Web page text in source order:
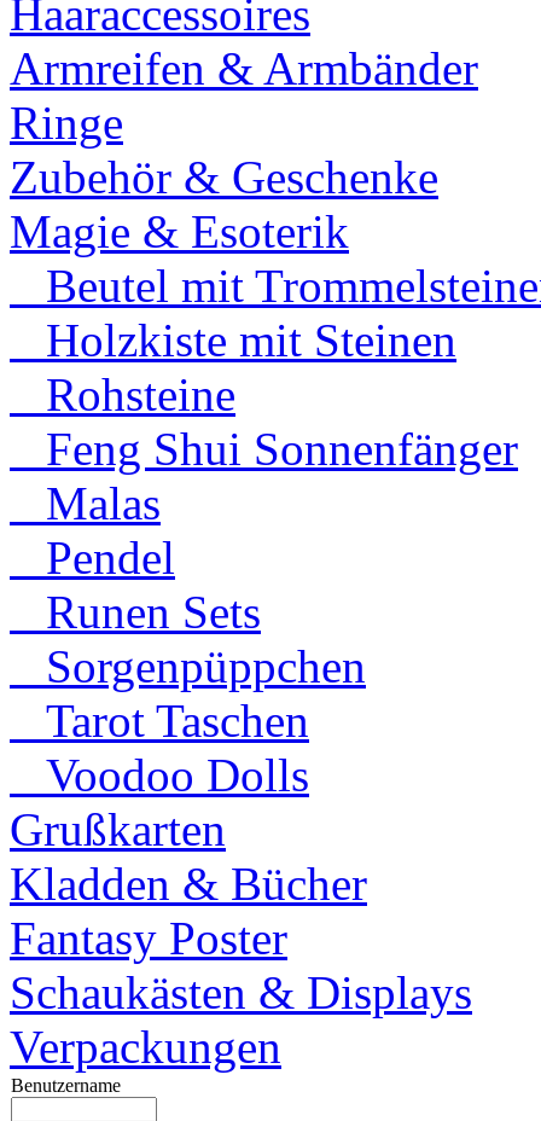
Haaraccessoires
Armreifen & Armbänder
Ringe
Zubehör & Geschenke
Magie & Esoterik
Beutel mit
Holzkiste mit Steinen
Rohsteine
Feng Shui Sonnenfänger
Malas
Pendel
Runen Sets
Sorgenpüppchen
Tarot Taschen
Voodoo Dolls
Grußkarten
Kladden & Bücher
Fantasy Poster
Schaukästen & Displays
Verpackungen
Benutzername